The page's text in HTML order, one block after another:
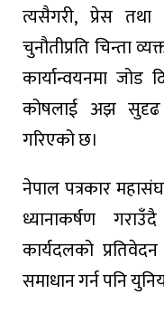
त्यसैगरी, प्रेस तथा
चुनौतीप्रति चिन्ता
कार्यान्वयनमा जोड
कोषलाई अझ सुदृढ
गरिएको छ।
नेपाल पत्रकार
ध्यानाकर्षण
कार्यदलको
समाधान गर्न पनि